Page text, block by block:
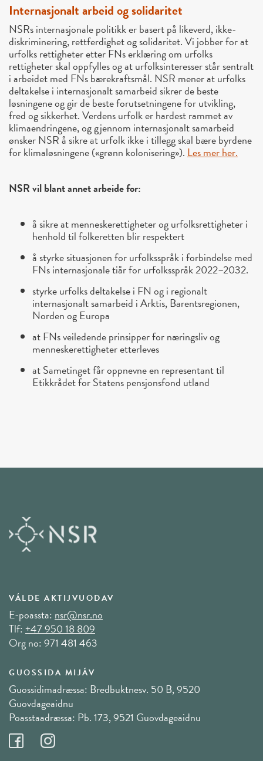
Internasjonalt arbeid og solidaritet
NSRs internasjonale politikk er basert på likeverd, ikke-
diskriminering, rettferdighet og solidaritet. Vi jobber for at
urfolks rettigheter etter FNs erklæring om urfolks
rettigheter skal oppfylles og at urfolksinteresser står sentralt
i arbeidet med FNs bærekraftsmål. NSR mener at urfolks
deltakelse i internasjonalt samarbeid sikrer de beste
løsningene og gir de beste forutsetningene for utvikling,
fred og sikkerhet. Verdens urfolk er hardest rammet av
klimaendringene, og gjennom internasjonalt samarbeid
ønsker NSR å sikre at urfolk ikke i tillegg skal bære byrdene
for klimaløsningene («grønn kolonisering»). Les mer her.
NSR vil blant annet arbeide for:
å sikre at menneskerettigheter og urfolksrettigheter i
henhold til folkeretten blir respektert
å styrke situasjonen for urfolksspråk i forbindelse med
FNs internasjonale tiår for urfolksspråk 2022–2032.
styrke urfolks deltakelse i FN og i regionalt
internasjonalt samarbeid i Arktis, Barentsregionen,
Norden og Europa
at FNs veiledende prinsipper for næringsliv og
menneskerettigheter etterleves
at Sametinget får oppnevne en representant til
Etikkrådet for Statens pensjonsfond utland
VÁLDE AKTIJVUODAV
E-poassta: nsr@nsr.no
Tlf:+47 950 18 809
Org no: 971 481 463
GUOSSIDA MIJÁV
Guossidimadræssa: Bredbuktnesv. 50 B, 9520
Guovdageaidnu
Poasstaadræssa: Pb. 173, 9521 Guovdageaidnu